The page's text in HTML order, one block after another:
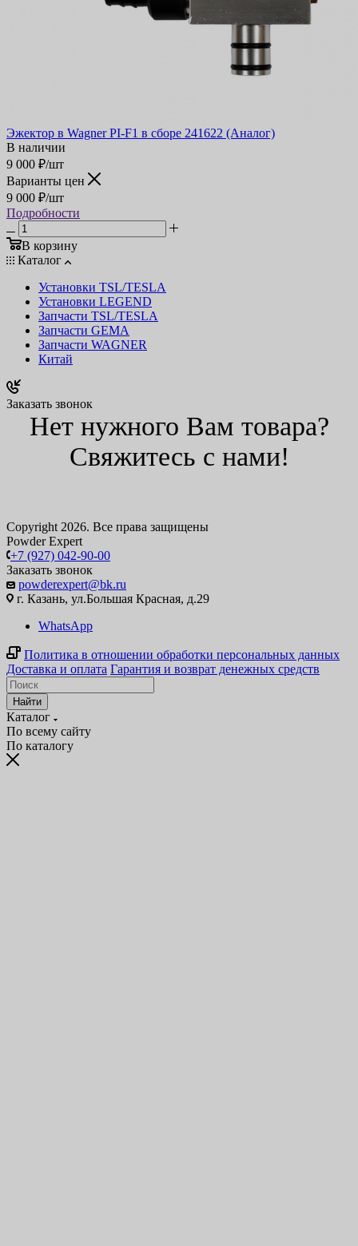
Эжектор в Wagner PI-F1 в сборе 241622 (Аналог)
В наличии
9 000 ₽/шт
Варианты цен
9 000 ₽/шт
Подробности
В корзину
Каталог
Установки TSL/TESLA
Установки LEGEND
Запчасти TSL/TESLA
Запчасти GEMA
Запчасти WAGNER
Китай
Заказать звонок
Нет нужного Вам товара?
Свяжитесь с нами!
Copyright 2026. Все права защищены
Powder Expert
+7 (927) 042-90-00
Заказать звонок
powderexpert@bk.ru
г. Казань, ул.Большая Красная, д.29
WhatsApp
Политика в отношении обработки персональных данных
Доставка и оплата Гарантия и возврат денежных средств
Найти
Каталог
По всему сайту
По каталогу